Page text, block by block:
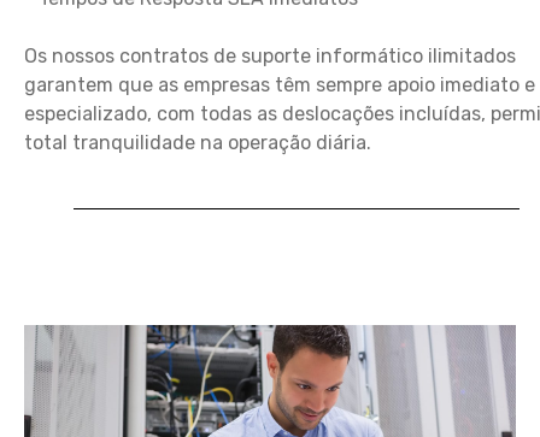
Os nossos contratos de suporte informático ilimitados
garantem que as empresas têm sempre apoio imediato e
especializado, com todas as deslocações incluídas,
total tranquilidade na operação diária.